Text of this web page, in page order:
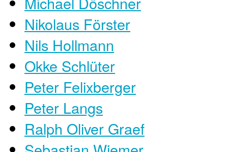
Nikolaus Förster
Nils Hollmann
Okke Schlüter
Peter Felixberger
Peter Langs
Ralph Oliver Graef